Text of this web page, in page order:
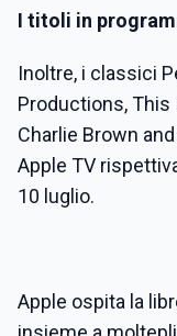
I titoli in
Inoltre, i classici
Productions, This
Charlie Brown
Apple TV
10 luglio.
Apple ospita la